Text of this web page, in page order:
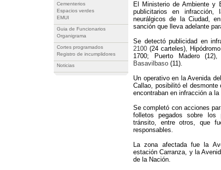
Cementerios
Espacios verdes
EMUI
Guia de Funcionarios
Organigrama
Cortes programados
Registro de incumplidores
Noticias
El Ministerio de Ambiente y
publicitarios en
neurálgicos de la Ciudad,
sanción que lleva adelante
Se detectó publicidad en
2100 (24 carteles),
1700; Puerto Madero
Basavilbaso (11).
Un operativo en la Avenida
Callao, posibilitó el
encontraban en infracción a
Se completó con acciones
folletos pegados sobre los
tránsito, entre otros, que
responsables.
La zona afectada fue la
estación Carranza, y la
de la Nación.